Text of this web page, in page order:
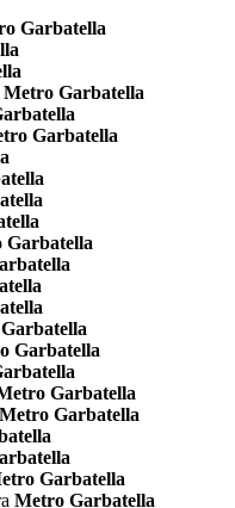
Garbatella
Metro Garbatella
Garbatella
Garbatella
Garbatella
Garbatella
Metro Garbatella
Garbatella
Metro Garbatella